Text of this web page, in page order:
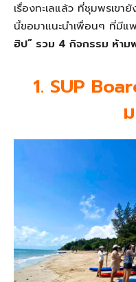
เรื่องทะเลแล้ว ที่ชุมพรเข
นี้ขอมาแนะนำเพื่อนๆ ที่มีแ
ฮิป” รวม 4 กิจกรรม ห้าม
1. SUP